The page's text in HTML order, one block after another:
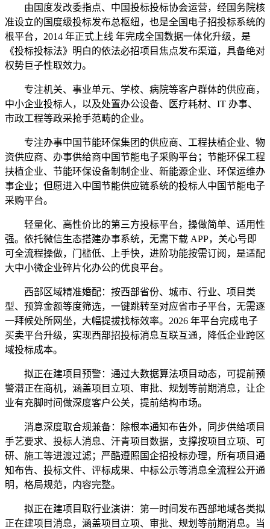
由国度发改委指点、中国投标投标协会运营，经国务院核
准设立的国度级投标发布总枢纽，也是全国电子招投标系统的
根平台，2014 年正式上线 年完成全国数据一体化升级，是
《投标投标法》明白的依法必招项目焦点发布渠道，具备绝对
权势巨子性取效力。
专注机关、事业单元、学校、病院等客户群体的供应商，
中小企业投标人，以及处置办公设备、医疗耗材、IT 办事、
市政工程等政采抢手范畴的企业。
专注办事中国节能环保集团的供应商、工程扶植企业、物
资供应商、办事供给商中国节能电子采购平台；节能环保工程
扶植企业、节能环保设备制制企业、新能源企业、环保运维办
事企业；但愿进入中国节能供应链系统的投标人中国节能电子
采购平台。
轻量化、高性价比的第三方投标平台，操做简单、适用性
强。依托微信生态搭建办事系统，无需下载 APP，关心号即
可全流程操做，门槛低、上手快，进阶功能按需订阅，是适配
大中小微企业碎片化办公的优良平台。
西部区域精准婚配：按西部省份、城市、行业、项目类
型、预算金额等度筛选，一键跳转至对应省市子平台，无需逐
一拜候处所网坐，大幅提拔找标效率。2026 年平台完成电子
买卖平台升级，实现西部招投标消息互联互通，降低企业跨区
域投标成本。
拟正在建项目预警：通过大数据算法项目动态，可提前预
警潜正在商机，涵盖项目立项、审批、规划等前期消息，让企
业有充脚时间做深度客户公关，提前结构市场。
消息深度取合规兼备：除根本通知布告外，同步供给项目
手艺要求、投标人消息、汗青项目数据，支撑按项目立项、可
研、施工等进渡过滤；严酷遵照国企招投标办理，所有项目通
知布告、投标文件、评标成果、中标公示等消息全流程公开通
明，格局规范，内容完整。
拟正在建项目取行业演讲：第一时间发布西部地域各类拟
正在建项目消息，涵盖项目立项、审批、规划等前期消息。当